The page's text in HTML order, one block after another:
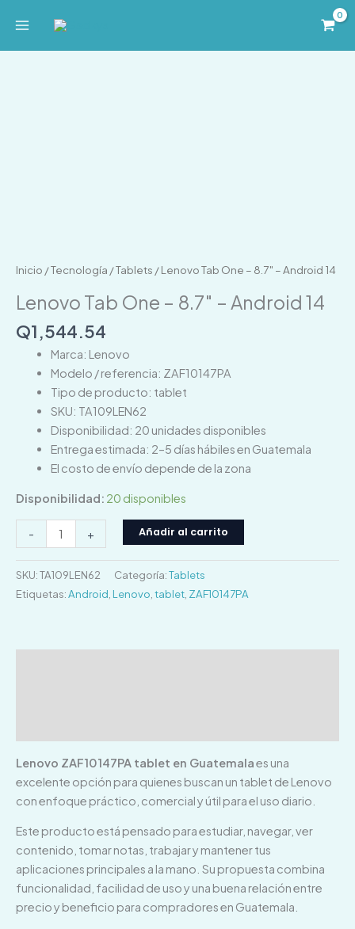
Inicio /Tecnología /Tablets / Lenovo Tab One – 8.7″ – Android 14
Lenovo Tab One – 8.7″ – Android 14
Q1,544.54
Marca: Lenovo
Modelo / referencia: ZAF10147PA
Tipo de producto: tablet
SKU: TA109LEN62
Disponibilidad: 20 unidades disponibles
Entrega estimada: 2–5 días hábiles en Guatemala
El costo de envío depende de la zona
Disponibilidad: 20 disponibles
- + Añadir al carrito
SKU:TA109LEN62 Categoría:Tablets
Etiquetas:Android Lenovo tablet ZAF10147PA
Lenovo ZAF10147PA tablet en Guatemalaes una
excelente opción para quienes buscan un tablet de Lenovo
con enfoque práctico, comercial y útil para el uso diario.
Este producto está pensado para estudiar, navegar, ver
contenido, tomar notas, trabajar y mantener tus
aplicaciones principales a la mano. Su propuesta combina
funcionalidad, facilidad de uso y una buena relación entre
precio y beneficio para compradores en Guatemala.